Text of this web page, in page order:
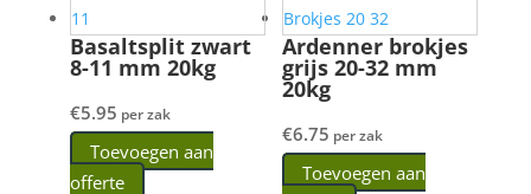
Basaltsplit zwart
8-11 mm 20kg
€5.95 per zak
Toevoegen aan
offerte
Ardenner brokjes
grijs 20-32 mm
20kg
€6.75 per zak
Toevoegen aan